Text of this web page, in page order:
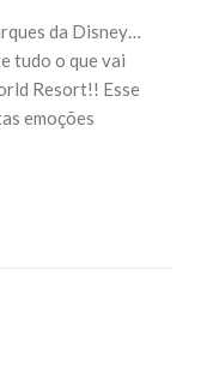
da Disney…
tudo o que vai
Resort!! Esse
emoções